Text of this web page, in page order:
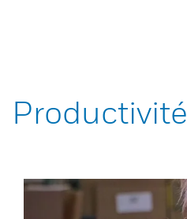
Productivité